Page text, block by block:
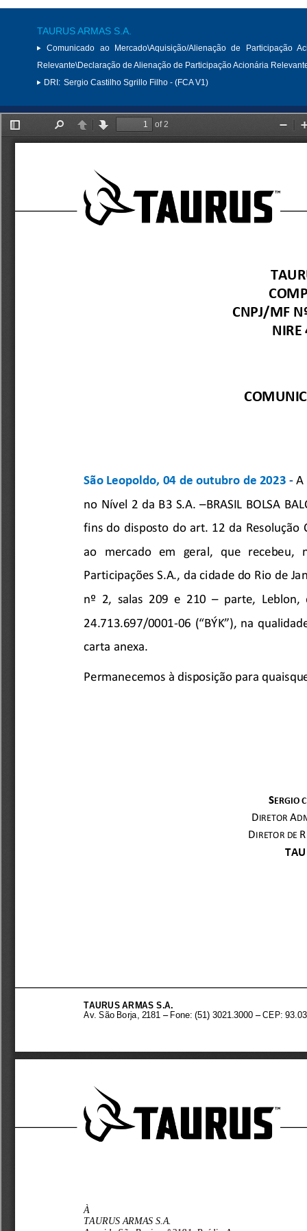
TAURUS ARMAS S.A.
Comunicado ao Mercado\Aquisição/Alienação de Participação
Relevante\Declaração de Alienação de Participação Acionária
DRI: Sergio Castilho Sgrillo Filho - (FCA V1)